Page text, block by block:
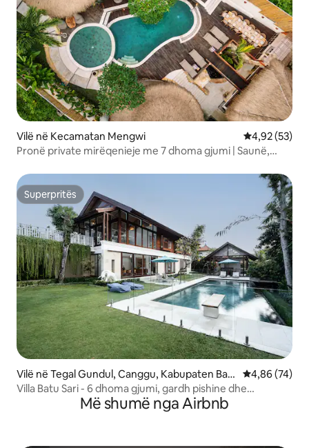
Vilë në Kecamatan Mengwi Vlerësimi
4,92 (53)
Pronë private mirëqenieje me 7 dhoma gjumi | Saunë,
Superpritës
Superpritës
Vilë në Tegal Gundul, Canggu, Kabupaten Bad
ung,
Vlerësimi
4,86 (74)
Villa Batu Sari - 6 dhoma gjumi, gardh pishine dhe
kuzhinier në CangguMë shumë nga Airbnb